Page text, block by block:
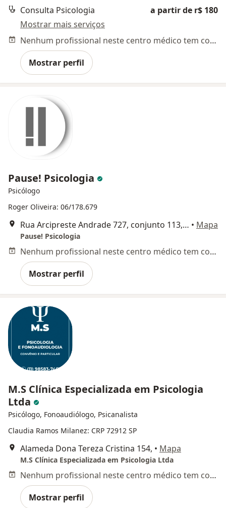
Consulta Psicologia
a partir de r$ 180
Mostrar mais serviços
Nenhum profissional neste centro médico tem consultas disponíveis
Mostrar perfil
Pause! Psicologia
Psicólogo
Roger Oliveira: 06/178.679
Rua Arcipreste Andrade 727, conjunto 113, São Paulo • Mapa
Pause! Psicologia
Nenhum profissional neste centro médico tem consultas disponíveis
Mostrar perfil
M.S Clínica Especializada em Psicologia
Ltda
Psicólogo, Fonoaudiólogo, Psicanalista
Claudia Ramos Milanez: CRP 72912 SP
Alameda Dona Tereza Cristina 154, • Mapa
M.S Clínica Especializada em Psicologia Ltda
Nenhum profissional neste centro médico tem consultas disponíveis
Mostrar perfil